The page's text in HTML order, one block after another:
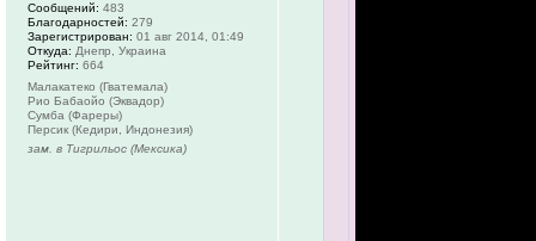
Сообщений: 483
Благодарностей: 279
Зарегистрирован: 01 авг 2014, 01:49
Откуда: Днепр, Украина
Рейтинг: 664
Малакатеко (Гватемала)
Рио Бабаойо (Эквадор)
Сумба (Фареры)
Персик (Кедири, Индонезия)
зам. в Тигрильос (Мексика)